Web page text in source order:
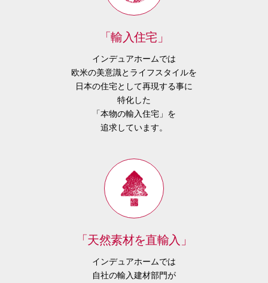
「輸入住宅」
インデュアホームでは
欧米の美意識とライフスタイルを
日本の住宅として再現する事に
特化した
「本物の輸入住宅」を
追求しています。
「天然素材を直輸入」
インデュアホームでは
自社の輸入建材部門が